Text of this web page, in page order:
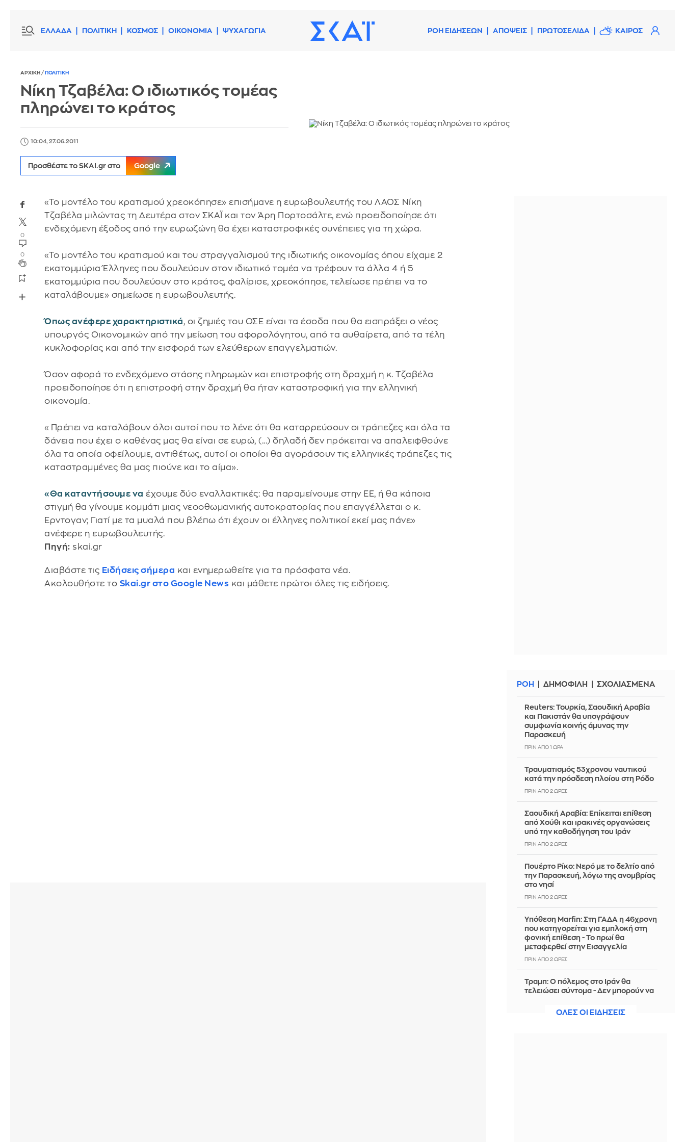
ΕΛΛΑΔΑ ΠΟΛΙΤΙΚΗ ΚΟΣΜΟΣ ΟΙΚΟΝΟΜΙΑ ΨΥΧΑΓΩΓΙΑ ΡΟΗ ΕΙΔΗΣΕΩΝ ΑΠΟΨΕΙΣ ΠΡΩΤΟΣΕΛΙΔΑ ΚΑΙΡΟΣ
ΑΡΧΙΚΗ / ΠΟΛΙΤΙΚΗ
Νίκη Τζαβέλα: Ο ιδιωτικός τομέας
πληρώνει το κράτος
10:04, 27.06.2011
Προσθέστε το SKAI.gr στο Google
0
0
«Το μοντέλο του κρατισμού χρεοκόπησε» επισήμανε η ευρωβουλευτής του ΛΑΟΣ Νίκη
Τζαβέλα μιλώντας τη Δευτέρα στον ΣΚΑΪ και τον Άρη Πορτοσάλτε, ενώ προειδοποίησε ότι
ενδεχόμενη έξοδος από την ευρωζώνη θα έχει καταστροφικές συνέπειες για τη χώρα.
«Το μοντέλο του κρατισμού και του στραγγαλισμού της ιδιωτικής οικονομίας όπου είχαμε 2
εκατομμύρια Έλληνες που δουλεύουν στον ιδιωτικό τομέα να τρέφουν τα άλλα 4 ή 5
εκατομμύρια που δουλεύουν στο κράτος, φαλίρισε, χρεοκόπησε, τελείωσε πρέπει να το
καταλάβουμε» σημείωσε η ευρωβουλευτής.
Όπως ανέφερε χαρακτηριστικά, οι ζημιές του ΟΣΕ είναι τα έσοδα που θα εισπράξει ο νέος
υπουργός Οικονομικών από την μείωση του αφορολόγητου, από τα αυθαίρετα, από τα τέλη
κυκλοφορίας και από την εισφορά των ελεύθερων επαγγελματιών.
Όσον αφορά το ενδεχόμενο στάσης πληρωμών και επιστροφής στη δραχμή η κ. Τζαβέλα
προειδοποίησε ότι η επιστροφή στην δραχμή θα ήταν καταστροφική για την ελληνική
οικονομία.
«Πρέπει να καταλάβουν όλοι αυτοί που το λένε ότι θα καταρρεύσουν οι τράπεζες και όλα τα
δάνεια που έχει ο καθένας μας θα είναι σε ευρώ, (...) δηλαδή δεν πρόκειται να απαλειφθούνε
όλα τα οποία οφείλουμε, αντιθέτως, αυτοί οι οποίοι θα αγοράσουν τις ελληνικές τράπεζες τις
καταστραμμένες θα μας πιούνε και το αίμα».
«Θα καταντήσουμε να έχουμε δύο εναλλακτικές: θα παραμείνουμε στην ΕΕ, ή θα κάποια
στιγμή θα γίνουμε κομμάτι μιας νεοοθωμανικής αυτοκρατορίας που επαγγέλλεται ο κ.
Ερντογαν; Γιατί με τα μυαλά που βλέπω ότι έχουν οι έλληνες πολιτικοί εκεί μας πάνε»
ανέφερε η ευρωβουλευτής.
Πηγή: skai.gr
Διαβάστε τις Ειδήσεις σήμερα και ενημερωθείτε για τα πρόσφατα νέα.
Ακολουθήστε το Skai.gr στο Google News και μάθετε πρώτοι όλες τις ειδήσεις.
ΡΟΗ ΔΗΜΟΦΙΛΗ ΣΧΟΛΙΑΣΜΕΝΑ
Reuters: Τουρκία, Σαουδική Αραβία
και Πακιστάν θα υπογράψουν
συμφωνία κοινής άμυνας την
Παρασκευή
ΠΡΙΝ ΑΠΌ 1 ΏΡΑ
Τραυματισμός 53χρονου ναυτικού
κατά την πρόσδεση πλοίου στη Ρόδο
ΠΡΙΝ ΑΠΌ 2 ΏΡΕΣ
Σαουδική Αραβία: Επίκειται επίθεση
από Χούθι και ιρακινές οργανώσεις
υπό την καθοδήγηση του Ιράν
ΠΡΙΝ ΑΠΌ 2 ΏΡΕΣ
Πουέρτο Ρίκο: Νερό με το δελτίο από
την Παρασκευή, λόγω της ανομβρίας
στο νησί
ΠΡΙΝ ΑΠΌ 2 ΏΡΕΣ
Υπόθεση Marfin: Στη ΓΑΔΑ η 46χρονη
που κατηγορείται για εμπλοκή στη
φονική επίθεση - Το πρωί θα
μεταφερθεί στην Εισαγγελία
ΠΡΙΝ ΑΠΌ 2 ΏΡΕΣ
Τραμπ: Ο πόλεμος στο Ιράν θα
τελειώσει σύντομα - Δεν μπορούν να
ΠΡΙΝ ΑΠΌ 2 ΏΡΕΣΟΛΕΣ ΟΙ ΕΙΔΗΣΕΙΣ